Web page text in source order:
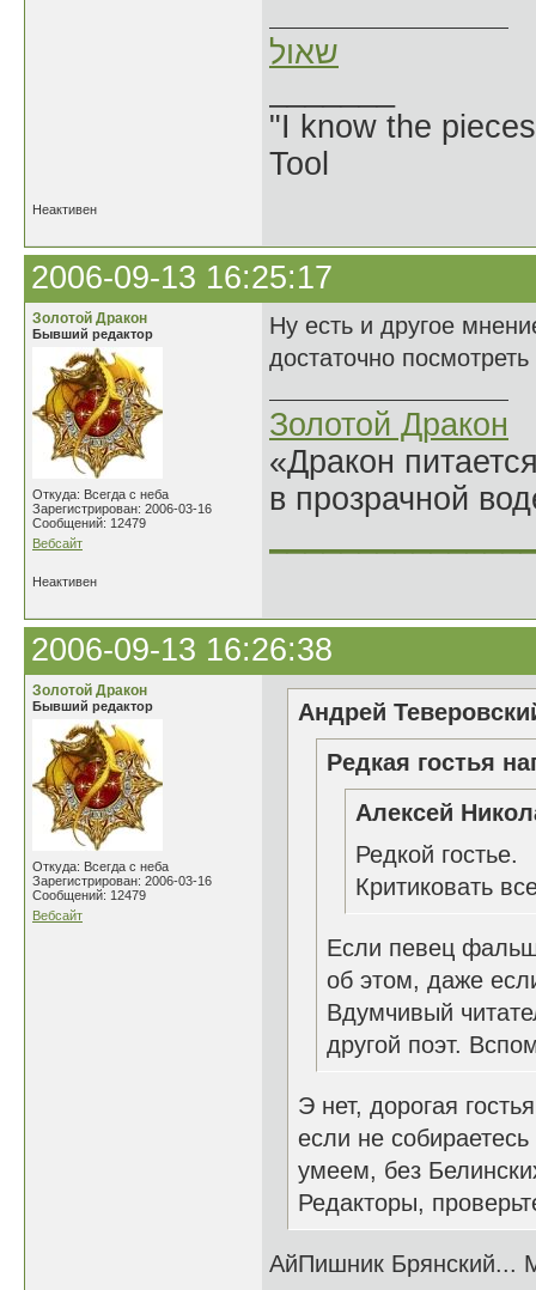
שאול
"I know the
Tool
Неактивен
2006-09-13 16:25:17
Золотой Дракон
Бывший редактор
Откуда: Всегда с неба
Зарегистрирован: 2006-03-16
Сообщений: 12479
Вебсайт
Ну есть и другое
достаточно
Золотой Дракон
«Дракон
в прозрачной
Неактивен
2006-09-13 16:26:38
Золотой Дракон
Бывший редактор
Откуда: Всегда с неба
Зарегистрирован: 2006-03-16
Сообщений: 12479
Вебсайт
Андрей
Редкая гостья
Алексей
Редкой гостье.
Критиковать
Если певец
об этом, даже
Вдумчивый
другой поэт.
Э нет, дорогая
если не
умеем, без
Редакторы,
АйПишник Брянский...